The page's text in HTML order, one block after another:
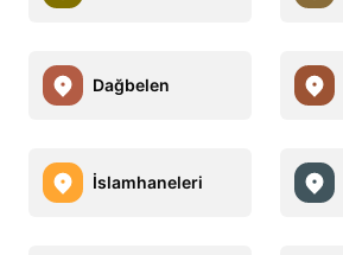
Dağbelen
İslamhaneleri